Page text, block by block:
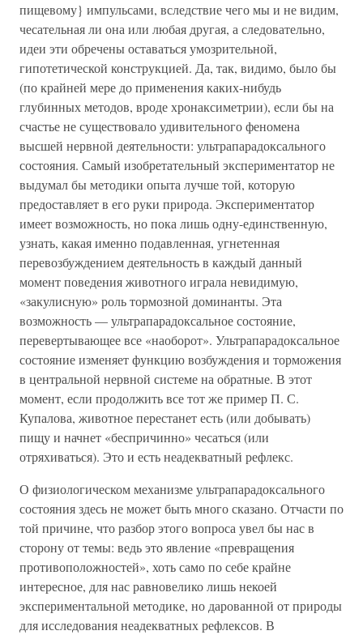
пищевому} импульсами, вследствие чего мы и не видим,
чесательная ли она или любая другая, а следовательно,
идеи эти обречены оставаться умозрительной,
гипотетической конструкцией. Да, так, видимо, было бы
(по крайней мере до применения каких-нибудь
глубинных методов, вроде хронаксиметрии), если бы на
счастье не существовало удивительного феномена
высшей нервной деятельности: ультрапарадоксального
состояния. Самый изобретательный экспериментатор не
выдумал бы методики опыта лучше той, которую
предоставляет в его руки природа. Экспериментатор
имеет возможность, но пока лишь одну-единственную,
узнать, какая именно подавленная, угнетенная
перевозбуждением деятельность в каждый данный
момент поведения животного играла невидимую,
«закулисную» роль тормозной доминанты. Эта
возможность — ультрапарадоксальное состояние,
перевертывающее все «наоборот». Ультрапарадоксальное
состояние изменяет функцию возбуждения и торможения
в центральной нервной системе на обратные. В этот
момент, если продолжить все тот же пример П. С.
Купалова, животное перестанет есть (или добывать)
пищу и начнет «беспричинно» чесаться (или
отряхиваться). Это и есть неадекватный рефлекс.
О физиологическом механизме ультрапарадоксального
состояния здесь не может быть много сказано. Отчасти по
той причине, что разбор этого вопроса увел бы нас в
сторону от темы: ведь это явление «превращения
противоположностей», хоть само по себе крайне
интересное, для нас равновелико лишь некоей
экспериментальной методике, но дарованной от природы
для исследования неадекватных рефлексов. В